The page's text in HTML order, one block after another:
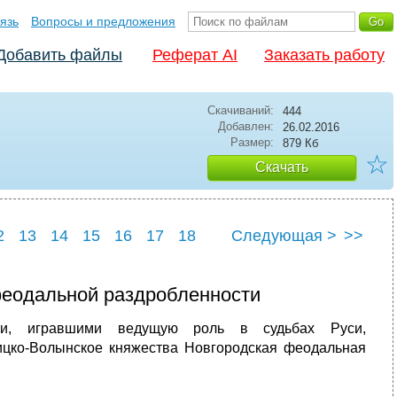
Вопросы и предложения
файлы Реферат AI Заказать работу
Скачиваний:
444
Добавлен:
26.02.2016
Размер:
879 Кб
Скачать ☆
13 14 15 16 17
18
Следующая > >>
раздробленности
игравшими ведущую роль в судьбах Руси,
Волынское княжества Новгородская феодальная